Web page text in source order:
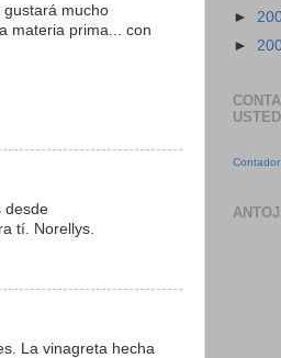
mucho
materia prima... con
desde
tí. Norellys.
La vinagreta hecha
►
►